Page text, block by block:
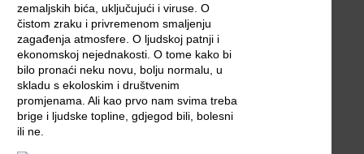
zemaljskih bića, uključujući i viruse. O
čistom zraku i privremenom smaljenju
zagađenja atmosfere. O ljudskoj patnji i
ekonomskoj nejednakosti. O tome kako bi
bilo pronaći neku novu, bolju normalu, u
skladu s ekoloskim i društvenim
promjenama. Ali kao prvo nam svima treba
brige i ljudske topline, gdjegod bili, bolesni
ili ne.